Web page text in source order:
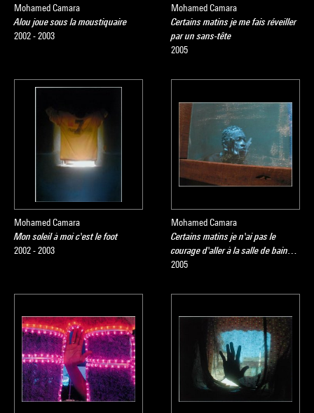
Mohamed Camara
Alou joue sous la moustiquaire
2002 - 2003
Mohamed Camara
Certains matins je me fais réveiller
par un sans-tête
2005
Mohamed Camara
Mon soleil à moi c'est le foot
2002 - 2003
Mohamed Camara
Certains matins je n'ai pas le
courage d'aller à la salle de bain…
2005